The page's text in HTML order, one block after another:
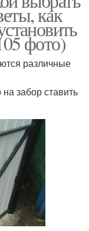
как
фото)
различные
забор ставить